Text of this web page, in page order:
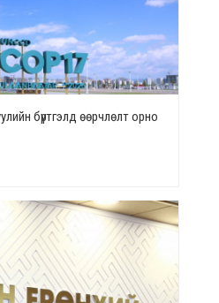
бүртгэлд өөрчлөлт орно